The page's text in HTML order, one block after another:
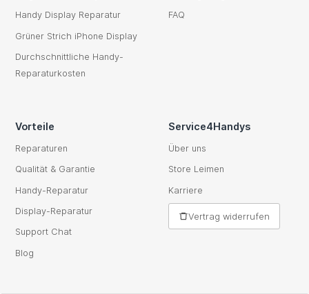
Handy Display Reparatur
Grüner Strich iPhone Display
Durchschnittliche Handy-
Reparaturkosten
FAQ
Vorteile
Reparaturen
Qualität & Garantie
Handy-Reparatur
Display-Reparatur
Support Chat
Blog
Service4Handys
Über uns
Store Leimen
Karriere
Vertrag widerrufen